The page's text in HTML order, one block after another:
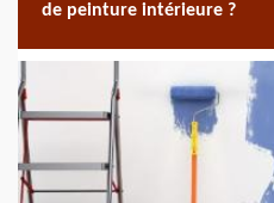
de peinture intérieure ?